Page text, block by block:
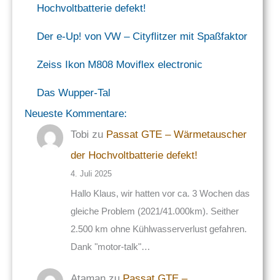
Hochvoltbatterie defekt!
Der e-Up! von VW – Cityflitzer mit Spaßfaktor
Zeiss Ikon M808 Moviflex electronic
Das Wupper-Tal
Neueste Kommentare:
Tobi zu Passat GTE – Wärmetauscher
der Hochvoltbatterie defekt!
4. Juli 2025
Hallo Klaus, wir hatten vor ca. 3 Wochen das
gleiche Problem (2021/41.000km). Seither
2.500 km ohne Kühlwasserverlust gefahren.
Dank "motor-talk"…